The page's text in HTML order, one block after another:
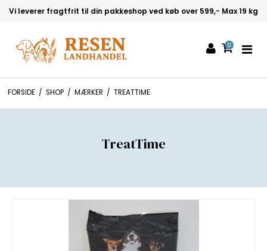
Vi leverer fragtfrit til din pakkeshop ved køb over 599,- Max 19 kg
0
FORSIDE / SHOP / MÆRKER / TREATTIME
TreatTime